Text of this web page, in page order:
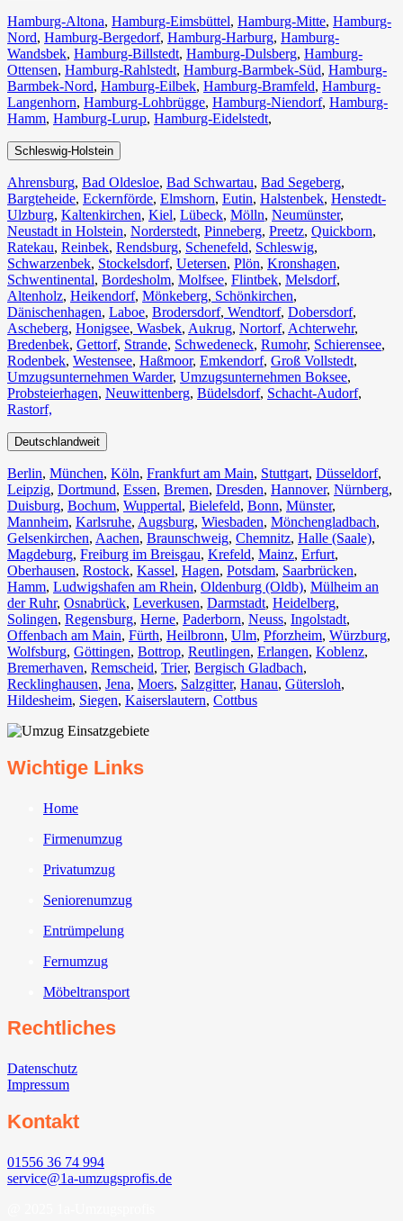
Hamburg-Altona, Hamburg-Eimsbüttel, Hamburg-Mitte, Hamburg-
Nord, Hamburg-Bergedorf, Hamburg-Harburg, Hamburg-
Wandsbek, Hamburg-Billstedt, Hamburg-Dulsberg, Hamburg-
Ottensen, Hamburg-Rahlstedt, Hamburg-Barmbek-Süd, Hamburg-
Barmbek-Nord, Hamburg-Eilbek, Hamburg-Bramfeld, Hamburg-
Langenhorn, Hamburg-Lohbrügge, Hamburg-Niendorf, Hamburg-
Hamm, Hamburg-Lurup, Hamburg-Eidelstedt,
Schleswig-Holstein
Ahrensburg, Bad Oldesloe, Bad Schwartau, Bad Segeberg,
Bargteheide, Eckernförde, Elmshorn, Eutin, Halstenbek, Henstedt-
Ulzburg, Kaltenkirchen, Kiel, Lübeck, Mölln, Neumünster,
Neustadt in Holstein, Norderstedt, Pinneberg, Preetz, Quickborn,
Ratekau, Reinbek, Rendsburg, Schenefeld, Schleswig,
Schwarzenbek, Stockelsdorf, Uetersen, Plön, Kronshagen,
Schwentinental, Bordesholm, Molfsee, Flintbek, Melsdorf,
Altenholz, Heikendorf, Mönkeberg, Schönkirchen,
Dänischenhagen, Laboe, Brodersdorf, Wendtorf, Dobersdorf,
Ascheberg, Honigsee, Wasbek, Aukrug, Nortorf, Achterwehr,
Bredenbek, Gettorf, Strande, Schwedeneck, Rumohr, Schierensee,
Rodenbek, Westensee, Haßmoor, Emkendorf, Groß Vollstedt,
Umzugsunternehmen Warder, Umzugsunternehmen Boksee,
Probsteierhagen, Neuwittenberg, Büdelsdorf, Schacht-Audorf,
Rastorf,
Deutschlandweit
Berlin⁠, München, Köln⁠, Frankfurt am Main, Stuttgart, Düsseldorf,
Leipzig, Dortmund, Essen, Bremen, Dresden, Hannover, Nürnberg,
Duisburg⁠, Bochum, Wuppertal⁠, Bielefeld⁠, Bonn⁠, Münster⁠,
Mannheim, Karlsruhe, Augsburg, Wiesbaden⁠, Mönchengladbach⁠,
Gelsenkirchen⁠, Aachen⁠, Braunschweig, Chemnitz⁠, Halle (Saale)⁠,
Magdeburg, Freiburg im Breisgau⁠, Krefeld⁠, Mainz⁠, Erfurt,
Oberhausen⁠, Rostock⁠, Kassel⁠, Hagen, Potsdam, Saarbrücken⁠,
Hamm, Ludwigshafen am Rhein⁠, Oldenburg (Oldb), Mülheim an
der Ruhr, Osnabrück⁠, Leverkusen, Darmstadt⁠, Heidelberg,
Solingen, Regensburg, Herne⁠, Paderborn, Neuss, Ingolstadt,
Offenbach am Main, Fürth⁠, Heilbronn, Ulm⁠, Pforzheim, Würzburg,
Wolfsburg⁠, Göttingen, Bottrop, Reutlingen, Erlangen⁠, Koblenz,
Bremerhaven⁠, Remscheid, Trier⁠, Bergisch Gladbach,
Recklinghausen, Jena⁠, Moers⁠, Salzgitter⁠, Hanau, Gütersloh,
Hildesheim⁠, Siegen⁠, Kaiserslautern⁠, Cottbus⁠
Wichtige Links
Home
Firmenumzug
Privatumzug
Seniorenumzug
Entrümpelung
Fernumzug
Möbeltransport
Rechtliches
Datenschutz
Impressum
Kontakt
01556 36 74 994
service@1a-umzugsprofis.de